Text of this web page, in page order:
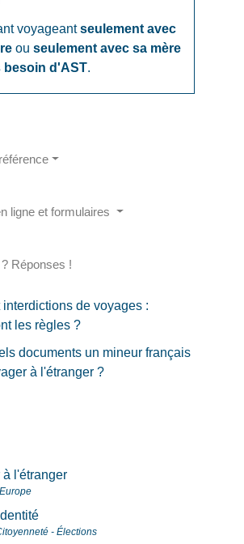
voyageantseulement avec
ouseulement avec sa mère
besoin d'AST.
ligne et formulaires
Réponses !
interdictions de voyages :
les règles ?
documents un mineur français
à l'étranger ?
à l'étranger
- Élections